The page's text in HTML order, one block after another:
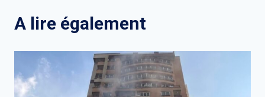
A lire également